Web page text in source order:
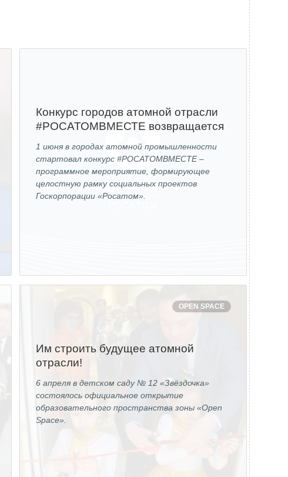
Конкурс городов атомной отрасли
#РОСАТОМВМЕСТЕ возвращается
1 июня в городах атомной промышленности
стартовал конкурс #РОСАТОМВМЕСТЕ –
программное мероприятие, формирующее
целостную рамку социальных проектов
Госкорпорации «Росатом».
OPEN SPACE
Им строить будущее атомной
отрасли!
6 апреля в детском саду № 12 «Звёздочка»
состоялось официальное открытие
образовательного пространства зоны «Open
Space».